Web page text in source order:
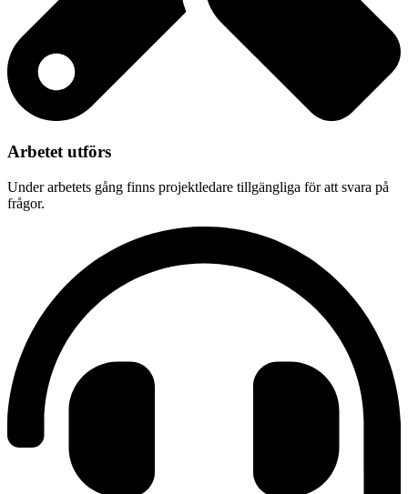
Arbetet utförs
Under arbetets gång finns projektledare tillgängliga för att svara på
frågor.